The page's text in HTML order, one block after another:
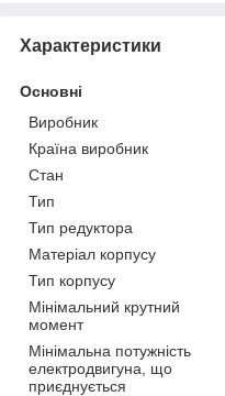
Характеристики
Основні
Виробник
Країна виробник
Стан
Тип
Тип редуктора
Матеріал корпусу
Тип корпусу
Мінімальний крутний
момент
Мінімальна потужність
електродвигуна, що
приєднується